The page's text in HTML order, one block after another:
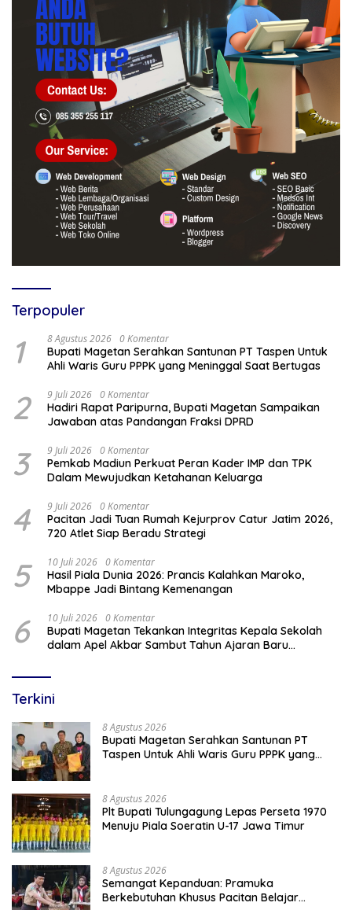
Terpopuler
1 8 Agustus 2026 0 Komentar
Bupati Magetan Serahkan Santunan PT Taspen Untuk
Ahli Waris Guru PPPK yang Meninggal Saat Bertugas
2 9 Juli 2026 0 Komentar
Hadiri Rapat Paripurna, Bupati Magetan Sampaikan
Jawaban atas Pandangan Fraksi DPRD
3 9 Juli 2026 0 Komentar
Pemkab Madiun Perkuat Peran Kader IMP dan TPK
Dalam Mewujudkan Ketahanan Keluarga
4 9 Juli 2026 0 Komentar
Pacitan Jadi Tuan Rumah Kejurprov Catur Jatim 2026,
720 Atlet Siap Beradu Strategi
5 10 Juli 2026 0 Komentar
Hasil Piala Dunia 2026: Prancis Kalahkan Maroko,
Mbappe Jadi Bintang Kemenangan
6 10 Juli 2026 0 Komentar
Bupati Magetan Tekankan Integritas Kepala Sekolah
dalam Apel Akbar Sambut Tahun Ajaran Baru
Terkini
8 Agustus 2026
Bupati Magetan Serahkan Santunan PT
Taspen Untuk Ahli Waris Guru PPPK yang
8 Agustus 2026
Plt Bupati Tulungagung Lepas Perseta 1970
Menuju Piala Soeratin U-17 Jawa Timur
8 Agustus 2026
Semangat Kepanduan: Pramuka
Berkebutuhan Khusus Pacitan Belajar